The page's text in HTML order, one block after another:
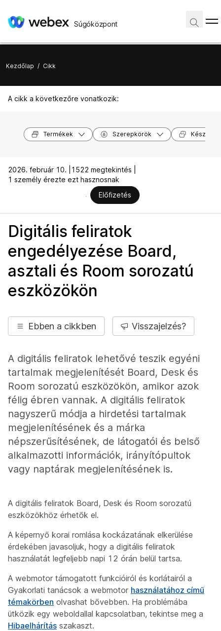
Súgóközpont
Kezdőlap / Cikk
A cikk a következőre vonatkozik:
Termékek Szerepkörök
2026. február 10. |
1522 megtekintés |
1 személy érezte ezt hasznosnak
Előfizetés
Digitális feliratok
engedélyezése Board,
asztali és Room sorozatú
eszközökön
Ebben a cikkben Visszajelzés?
A digitális feliratok lehetővé teszik egyéni
tartalmak megjelenítését Board, Desk és
Room sorozatú eszközökön, amikor azok
félig ébren vannak. A digitális feliratok
nagyszerű módja a hirdetési tartalmak
megjelenítésének és a márka
népszerűsítésének, de látogatói és belső
alkalmazotti információk, irányítópultok
vagy naptárak megjelenítésének is.
A digitális feliratok Board, Desk és Room sorozatú
eszközökhöz érhetők el.
A képernyő korai romlása kockázatának elkerülése
érdekében javasoljuk, hogy a digitális feliratok
használatát legfeljebb napi 12 órán belül tartsa.
A webmotor támogatott funkcióiról és korlátairól a
Gyakorlati tanácsok a webmotor használatához című
témakörben olvashat bővebben. Ha problémába
ütközik egy weboldallal kapcsolatban, tekintse meg a
Hibaelhárítás szakaszt.